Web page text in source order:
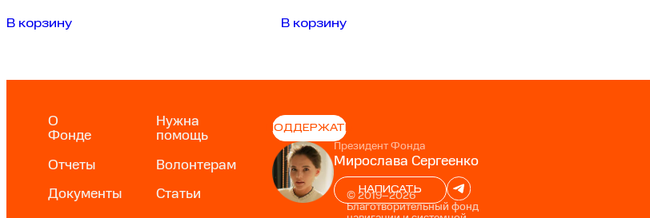
В корзину В корзину
О
Фонде
Отчеты
Документы
Нужна
помощь
Волонтерам
Статьи
ПОДДЕРЖАТЬ
Президент Фонда
Мирослава Сергеенко
НАПИСАТЬ
© 2019–2026
Благотворительный фонд